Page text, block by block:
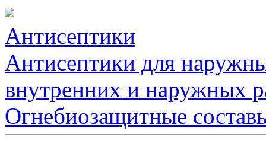
Антисептики
Антисептики для
внутренних и наружных
Огнебиозащитные